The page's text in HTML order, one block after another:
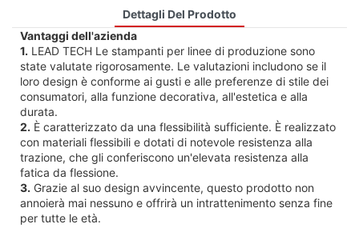
Dettagli Del Prodotto
Vantaggi dell'azienda
1. LEAD TECH Le stampanti per linee di produzione sono
state valutate rigorosamente. Le valutazioni includono se il
loro design è conforme ai gusti e alle preferenze di stile dei
consumatori, alla funzione decorativa, all'estetica e alla
durata.
2. È caratterizzato da una flessibilità sufficiente. È realizzato
con materiali flessibili e dotati di notevole resistenza alla
trazione, che gli conferiscono un'elevata resistenza alla
fatica da flessione.
3. Grazie al suo design avvincente, questo prodotto non
annoierà mai nessuno e offrirà un intrattenimento senza fine
per tutte le età.